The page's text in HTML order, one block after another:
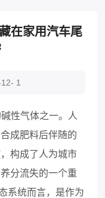
在家用汽车尾
1
性气体之一。人
成肥料后伴随的
构成了人为城市
分流失的一个重
系统而言，是作为